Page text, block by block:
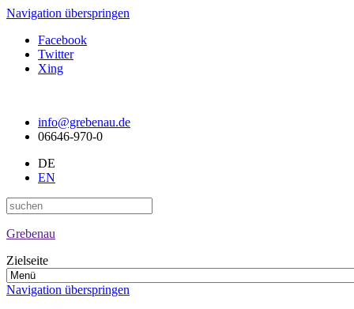
Navigation überspringen
Facebook
Twitter
Xing
info@grebenau.de
06646-970-0
DE
EN
Grebenau
Zielseite
Navigation überspringen